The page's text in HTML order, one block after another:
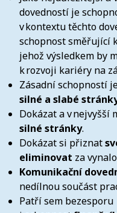
dovedností je
v kontextu těchto
schopnost směřující
jehož výsledkem by
k rozvoji kariéry na
Zásadní schopností
silné a slabé
Dokázat a v nejvyšší
silné stránky.
Dokázat si přiznat
eliminovat za
Komunikační
nedílnou součást
Patří sem bezesporu